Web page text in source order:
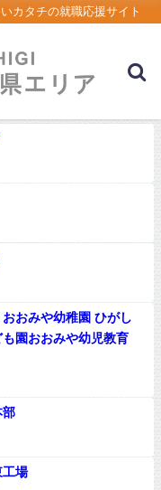
カタチの就職応援サイト
おみや幼稚園 ひがし
園おおみや幼児教育
部
工場